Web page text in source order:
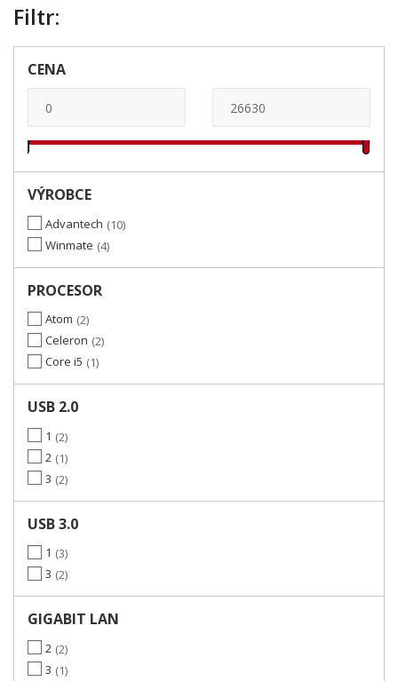
Filtr:
CENA
VÝROBCE
Advantech
10
Winmate 4
PROCESOR
Atom 2
Celeron 2
Core i5
1
USB 2.0
1 2
2
1
3 2
USB 3.0
1 3
3 2
GIGABIT LAN
2 2
3
1